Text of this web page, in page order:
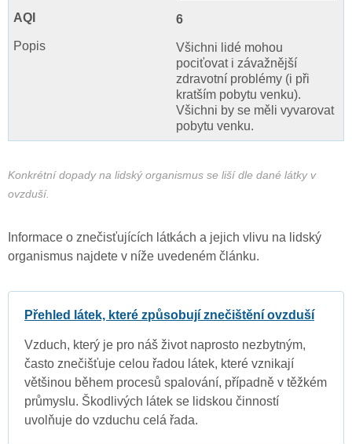
6
Všichni lidé mohou
pociťovat i závažnější
zdravotní problémy (i při
kratším pobytu venku).
Všichni by se měli vyvarovat
pobytu venku.
Konkrétní dopady na lidský organismus se liší dle dané látky v
ovzduší.
Informace o znečisťujících látkách a jejich vlivu na lidský
organismus najdete v níže uvedeném článku.
Přehled látek, které způsobují znečištění ovzduší
Vzduch, který je pro náš život naprosto nezbytným,
často znečišťuje celou řadou látek, které vznikají
většinou během procesů spalování, případně v těžkém
průmyslu. Škodlivých látek se lidskou činností
uvolňuje do vzduchu celá řada.